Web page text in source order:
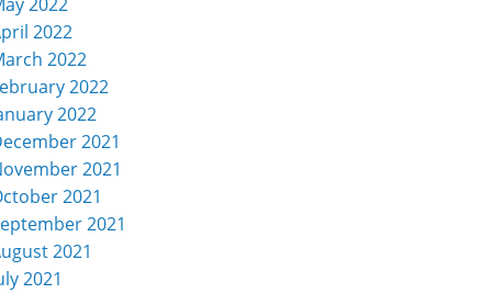
2022
2022
2022
2022
2021
2021
2021
2021
2021
2021